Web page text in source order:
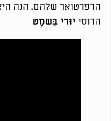
הרפרטואר שלהם. הנה היא
הרוסי יוּרי בַּשמֶט